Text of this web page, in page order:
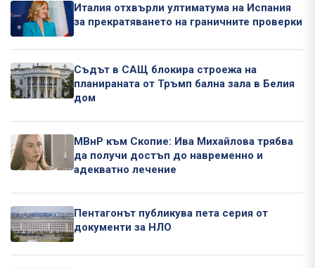
Италия отхвърли ултиматума на Испания
за прекратяването на граничните проверки
Съдът в САЩ блокира строежа на
планираната от Тръмп бална зала в Белия
дом
МВнР към Скопие: Ива Михайлова трябва
да получи достъп до навременно и
адекватно лечение
Пентагонът публикува пета серия от
документи за НЛО